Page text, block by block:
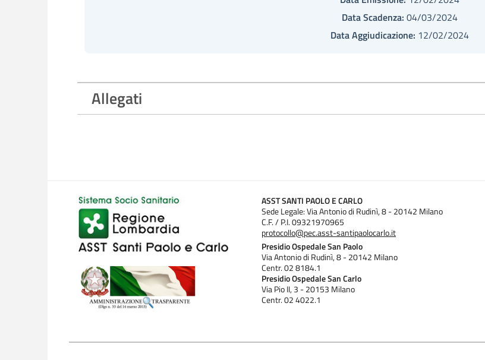
Data Scadenza: 04/03/2024
Data Aggiudicazione: 12/02/2024
Allegati
ASST SANTI PAOLO E CARLO
Sede Legale: Via Antonio di Rudinì, 8 - 20142 Milano
C.F. / P.I. 09321970965
protocollo@pec.asst-santipaolocarlo.it
Presidio Ospedale San Paolo
Via Antonio di Rudinì, 8 - 20142 Milano
Centr. 02 8184.1
Presidio Ospedale San Carlo
Via Pio II, 3 - 20153 Milano
Centr. 02 4022.1